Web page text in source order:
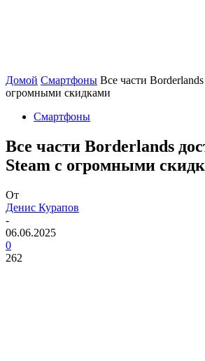
Домой Смартфоны Все части
огромными скидками
Смартфоны
Все части Borderlands
Steam с огромными
От
Денис Курапов
-
06.06.2025
0
262